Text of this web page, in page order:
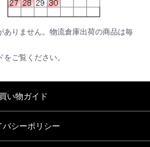
ありません。物流倉庫出荷の商品は毎
をご覧ください。
い物ガイド
バシーポリシー